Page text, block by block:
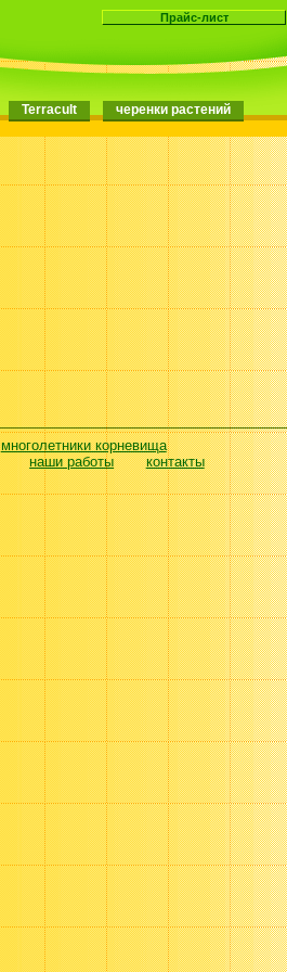
Terracult черенки растений
многолетники корневища
наши работы
контакты